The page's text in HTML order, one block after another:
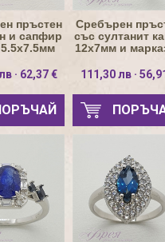
пръстен
и сапфир
· 62,37 €
Сребърен
със султанит
12х7мм и
111,30 лв ·